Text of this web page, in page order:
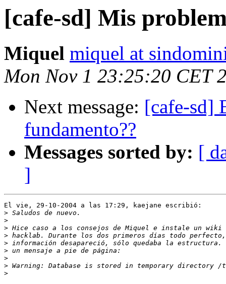
[cafe-sd] Mis
Miquel miquel at
Mon Nov 1 23:25:20 CET
Next message: [cafe-sd]
fundamento??
Messages sorted by: [
]
El vie, 29-10-2004 a las 17:29, kaejane escribió:
>
>
>
>
>
>
>
>
>